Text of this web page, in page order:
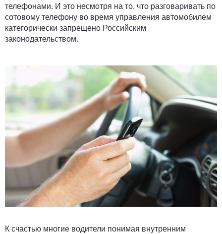
телефонами. И это несмотря на то, что разговаривать по
сотовому телефону во время управления автомобилем
категорически запрещено Российским
законодательством.
К счастью многие водители понимая внутренним